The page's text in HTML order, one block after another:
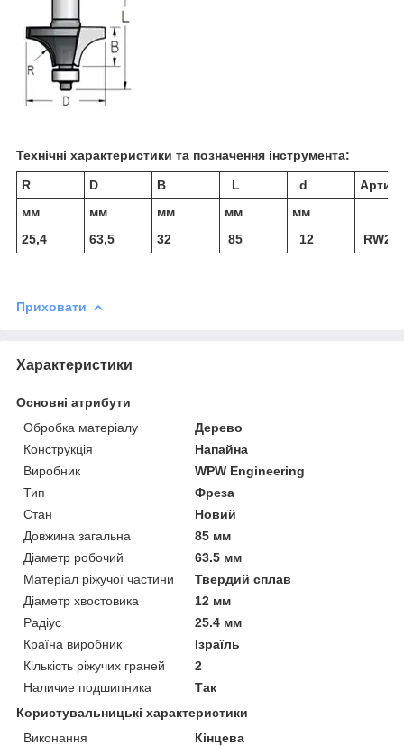
Технічні характеристики та позначення інструмента:
R D В L d
мм
мм мм мм
мм
25,4
63,5 32 85 12
Приховати
Характеристики
Основні атрибути
Обробка матеріалу
Дерево
Конструкція
Напайна
Виробник
WPW Engineering
Тип
Фреза
Стан
Новий
Довжина загальна
85 мм
Діаметр робочий
63.5 мм
Матеріал ріжучої частини
Твердий сплав
Діаметр хвостовика
12 мм
Радіус
25.4 мм
Країна виробник
Ізраїль
Кількість ріжучих граней
2
Наличие подшипника
Так
Користувальницькі характеристики
Виконання
Кінцева